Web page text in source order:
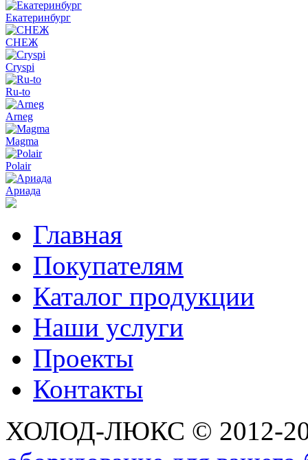
Екатеринбург
СНЕЖ
Cryspi
Ru-to
Arneg
Magma
Polair
Ариада
Главная
Покупателям
Каталог продукции
Наши услуги
Проекты
Контакты
ХОЛОД-ЛЮКС © 2012-